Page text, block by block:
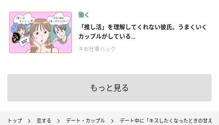
働く
「推し活」を理解してくれない彼氏。うまくいく
カップルがしている...
＃お仕事ハック
もっと見る
トップ 恋する デート・カップル デート中に「キスしたくなったときの甘え方